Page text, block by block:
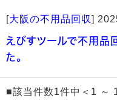
[大阪の不用品回収]
えびすツールで不用品
た。
■該当件数1件中＜1 ～